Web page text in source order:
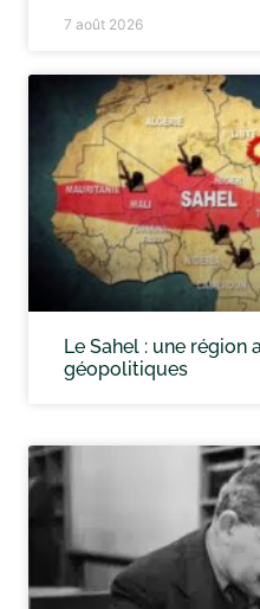
7 août 2026
Le Sahel : une
géopolitiques